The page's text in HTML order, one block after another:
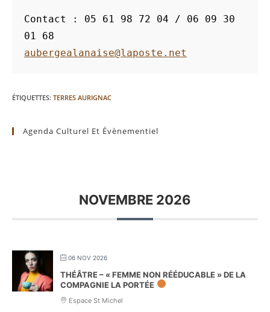
Contact : 05 61 98 72 04 / 06 09 30
aubergealanaise@laposte.net
ÉTIQUETTES: TERRES AURIGNAC
Agenda Culturel Et Évènementiel
NOVEMBRE 2026
06 NOV 2026
THÉÂTRE – « FEMME NON RÉÉDUCABLE » DE LA
COMPAGNIE LA PORTÉE
Espace St Michel